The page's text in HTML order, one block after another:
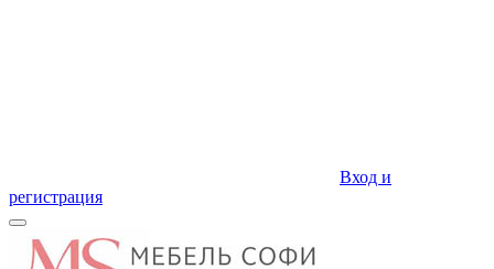
Вход и
регистрация